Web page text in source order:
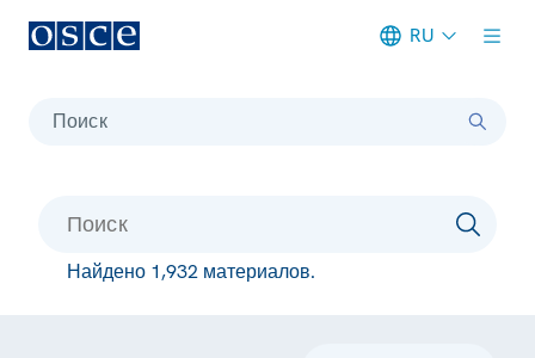
RU
Поиск
Найдено 1,932 материалов.